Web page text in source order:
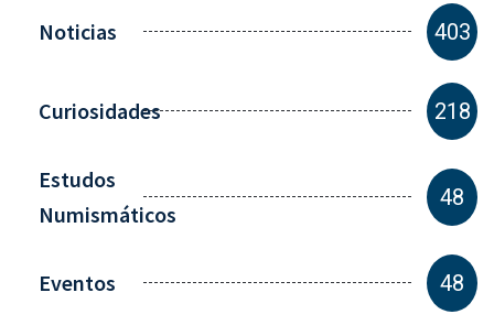
Noticias 403
Curiosidades 218
Estudos
Numismáticos
48
Eventos 48